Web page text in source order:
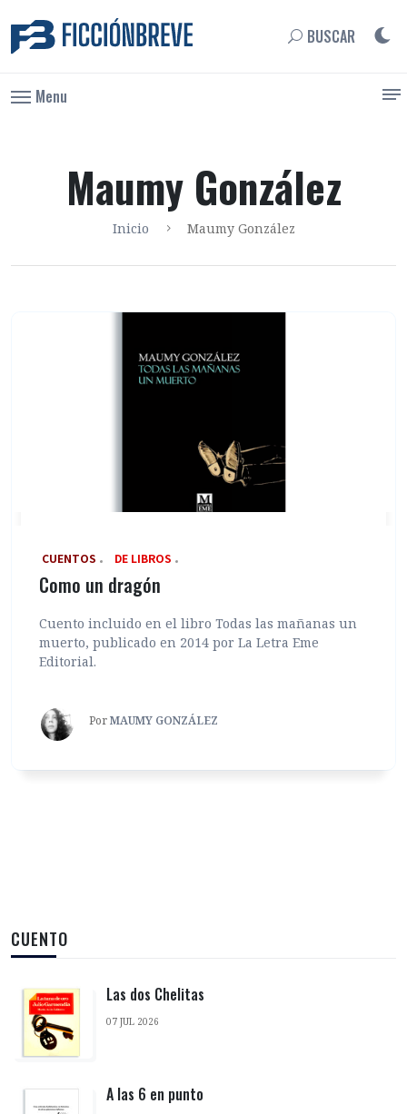
BUSCAR
Menu
Maumy González
Inicio Maumy González
‎ CUENTOS DE LIBROS
Como un dragón
Cuento incluido en el libro Todas las mañanas un
muerto, publicado en 2014 por La Letra Eme
Editorial.
PorMAUMY GONZÁLEZ
CUENTO
Las dos Chelitas
07 JUL 2026
A las 6 en punto